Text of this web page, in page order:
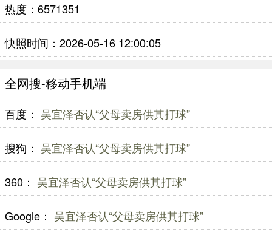
热度：6571351
快照时间：2026-05-16 12:00:05
全网搜-移动手机端
百度： 吴宜泽否认“父母卖房供其打球”
搜狗： 吴宜泽否认“父母卖房供其打球”
360： 吴宜泽否认“父母卖房供其打球”
Google： 吴宜泽否认“父母卖房供其打球”